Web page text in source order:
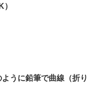
うに鉛筆で曲線（折り